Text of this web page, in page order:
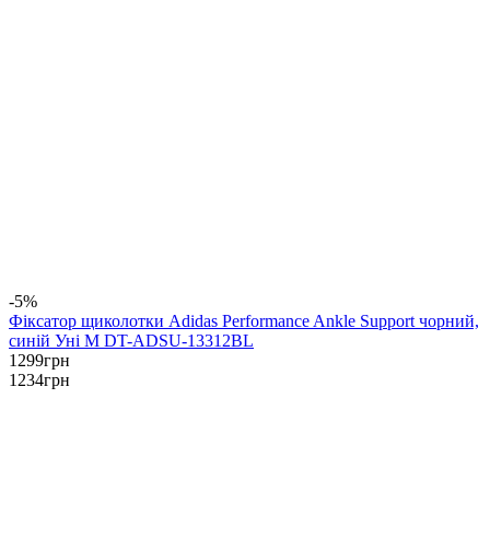
-5%
Фіксатор щиколотки Adidas Performance Ankle Support чорний,
синій Уні M DT-ADSU-13312BL
1299грн
1234грн